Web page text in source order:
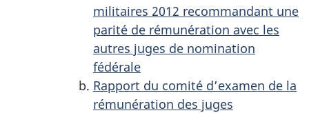
militaires 2012 recommandant une
parité de rémunération avec les
autres juges de nomination
fédérale
Rapport du comité d’examen de la
rémunération des juges